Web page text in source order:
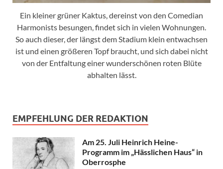
Ein kleiner grüner Kaktus, dereinst von den Comedian
Harmonists besungen, findet sich in vielen Wohnungen.
So auch dieser, der längst dem Stadium klein entwachsen
ist und einen größeren Topf braucht, und sich dabei nicht
von der Entfaltung einer wunderschönen roten Blüte
abhalten lässt.
EMPFEHLUNG DER REDAKTION
Am 25. Juli Heinrich Heine-
Programm im „Hässlichen Haus“ in
Oberrosphe